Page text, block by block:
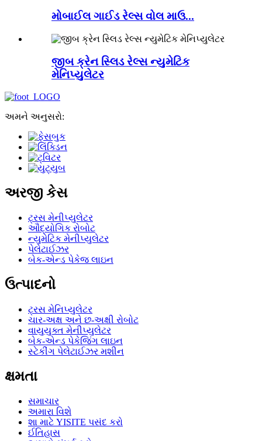
મોબાઈલ ગાઈડ રેલ્સ વોલ માઉ...
જીબ ક્રેન સ્લિડ રેલ્સ ન્યુમેટિક
મેનિપ્યુલેટર
અમને અનુસરો:
અરજી કેસ
ટ્રસ મેનીપ્યુલેટર
ઔદ્યોગિક રોબોટ
ન્યુમેટિક મેનીપ્યુલેટર
પેલેટાઈઝર
બેક-એન્ડ પેકેજ લાઇન
ઉત્પાદનો
ટ્રસ મેનિપ્યુલેટર
ચાર-અક્ષ અને છ-અક્ષી રોબોટ
વાયુયુક્ત મેનીપ્યુલેટર
બેક-એન્ડ પેકેજિંગ લાઇન
સ્ટેકીંગ પેલેટાઈઝર મશીન
ક્ષમતા
સમાચાર
અમારા વિશે
શા માટે YISITE પસંદ કરો
ઈતિહાસ